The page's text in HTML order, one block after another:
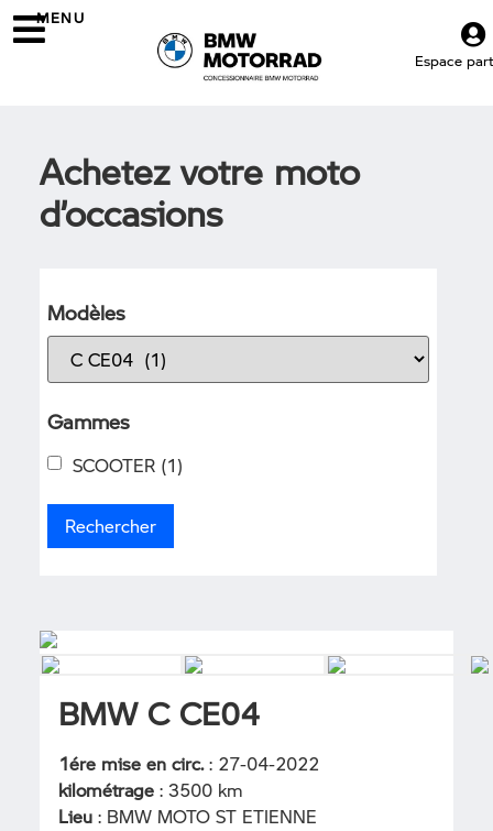
MENU
Espace
Achetez votre moto
d’occasions
Modèles
Gammes
SCOOTER (1)
BMW C CE04
1ére mise en circ.: 27-04-2022
kilométrage: 3500 km
Lieu : BMW MOTO ST ETIENNE